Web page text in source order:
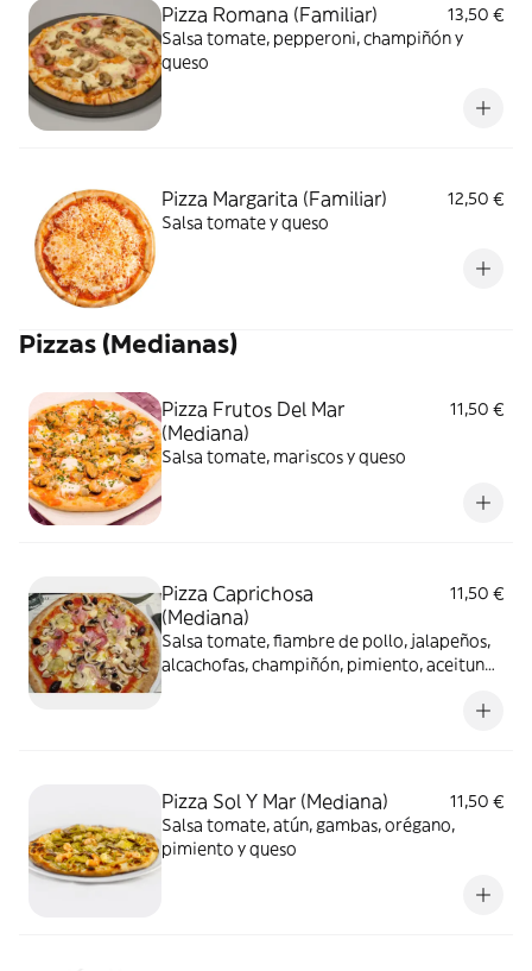
Pizza Romana (Familiar)
13,50 €
Salsa tomate, pepperoni, champiñón y
queso
Pizza Margarita (Familiar)
12,50 €
Salsa tomate y queso
Pizzas (Medianas)
Pizza Frutos Del Mar
(Mediana)
11,50 €
Salsa tomate, mariscos y queso
Pizza Caprichosa
(Mediana)
11,50 €
Salsa tomate, fiambre de pollo, jalapeños,
alcachofas, champiñón, pimiento, aceituna
Pizza Sol Y Mar (Mediana)
11,50 €
Salsa tomate, atún, gambas, orégano,
pimiento y queso